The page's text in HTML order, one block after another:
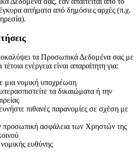
αιτήματα από δημόσιες αρχές (π.χ.
τα Προσωπικά Δεδομένα σας με
ενέργεια είναι απαραίτητη για:
μια νομική υποχρέωση
τα δικαιώματα ή την
πιθανές παρανομίες σε σχέση με
προσωπική ασφάλεια των Χρηστών της
ευθύνης